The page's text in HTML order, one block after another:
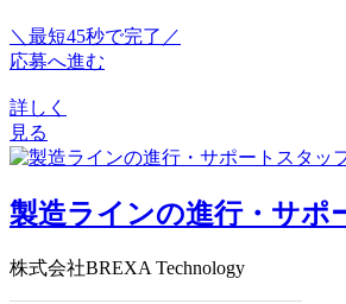
＼最短45秒で完了／
応募へ進む
詳しく
見る
製造ラインの進行・サポ
株式会社BREXA Technology